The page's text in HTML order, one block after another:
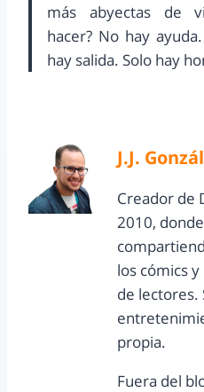
más abyectas de
hacer? No hay
hay salida. Solo hay
J.J.
Creador de
2010,
los cómics
de lectores.
propia.
Fuera del